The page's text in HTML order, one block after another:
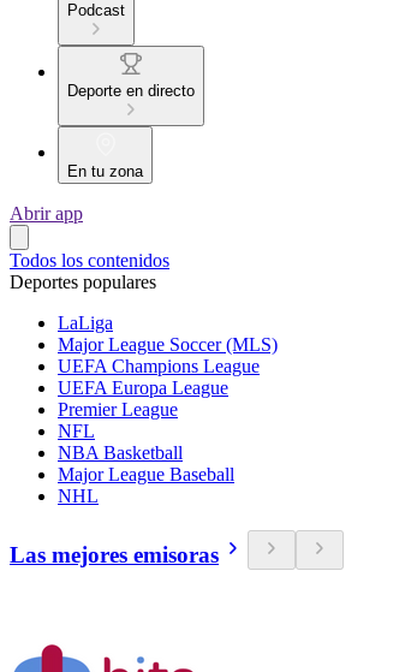
Podcast
Deporte en directo
En tu zona
Abrir app
Todos los contenidos
Deportes populares
LaLiga
Major League Soccer (MLS)
UEFA Champions League
UEFA Europa League
Premier League
NFL
NBA Basketball
Major League Baseball
NHL
Las mejores emisoras